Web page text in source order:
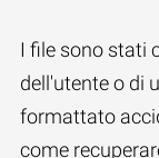
I file sono stati
dell'utente o di
formattato
come